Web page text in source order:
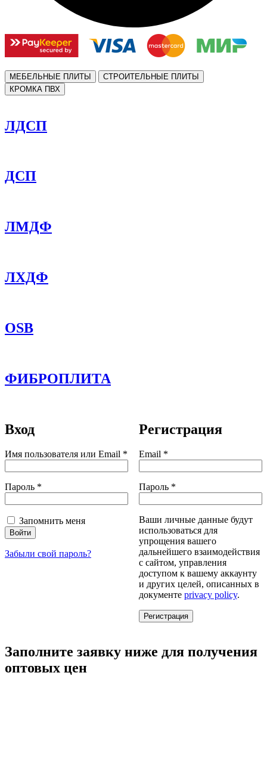
МЕБЕЛЬНЫЕ ПЛИТЫ
СТРОИТЕЛЬНЫЕ ПЛИТЫ
КРОМКА ПВХ
ЛДСП
ДСП
ЛМДФ
ЛХДФ
OSB
ФИБРОПЛИТА
Вход
Имя пользователя или Email * Обязательно
Пароль *
Запомнить меня
Войти
Забыли свой пароль?
Регистрация
Email *Обязательно
Пароль *Обязательно
Ваши личные данные будут
использоваться для
упрощения вашего
дальнейшего взаимодействия
с сайтом, управления
доступом к вашему аккаунту
и других целей, описанных в
документе privacy policy.
Регистрация
Заполните заявку ниже для получения
оптовых цен